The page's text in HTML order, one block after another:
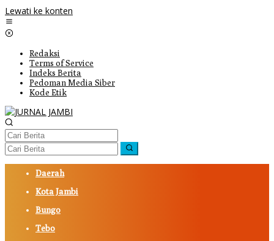
Lewati ke konten
Redaksi
Terms of Service
Indeks Berita
Pedoman Media Siber
Kode Etik
Daerah
Kota Jambi
Bungo
Tebo